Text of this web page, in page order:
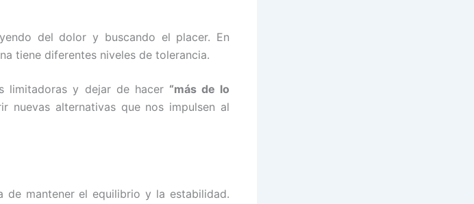
del dolor y buscando el placer. En
tiene diferentes niveles de tolerancia.
limitadoras y dejar de hacer “más de lo
nuevas alternativas que nos impulsen al
de mantener el equilibrio y la estabilidad.